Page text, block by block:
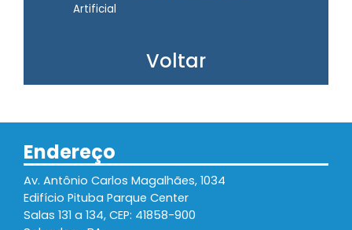
Artificial
Voltar
Endereço
Av. Antônio Carlos Magalhães, 1034
Edifício Pituba Parque Center
Salas 131 a 134, CEP: 41858-900